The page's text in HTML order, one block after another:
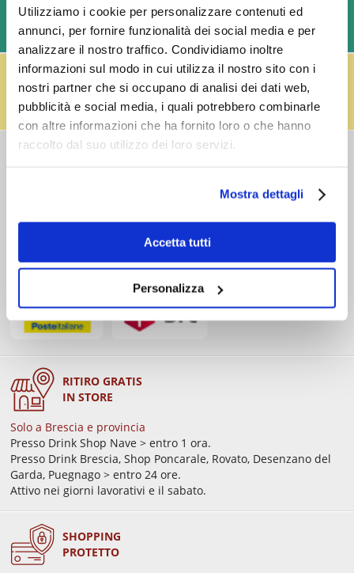
Utilizziamo i cookie per personalizzare contenuti ed
annunci, per fornire funzionalità dei social media e per
analizzare il nostro traffico. Condividiamo inoltre
informazioni sul modo in cui utilizza il nostro sito con i
nostri partner che si occupano di analisi dei dati web,
pubblicità e social media, i quali potrebbero combinarle
con altre informazioni che ha fornito loro o che hanno
raccolto dal suo utilizzo dei loro servizi.
Mostra dettagli
Accetta tutti
Personalizza
SPEDIZIONI VELOCI IN 24/48/72 ORE (GIORNI
LAVORATIVI)
IL RESO FUSTI TI PREMIA!
Effettua il reso dei vuoti dei fusti Perfect Draft
(almeno 3 fusti) e ricevi un buono da € 5,00 per ogni
fusto,clicca qui.
GRATISsopra € 59,00
Spedizioni in 24/48/72 h (giorni lavorativi)
RITIRO GRATIS
IN STORE
Solo a Brescia e provincia
Presso Drink Shop Nave > entro 1 ora.
Presso Drink Brescia, Shop Poncarale, Rovato, Desenzano del
Garda, Puegnago > entro 24 ore.
Attivo nei giorni lavorativi e il sabato.
SHOPPING
PROTETTO